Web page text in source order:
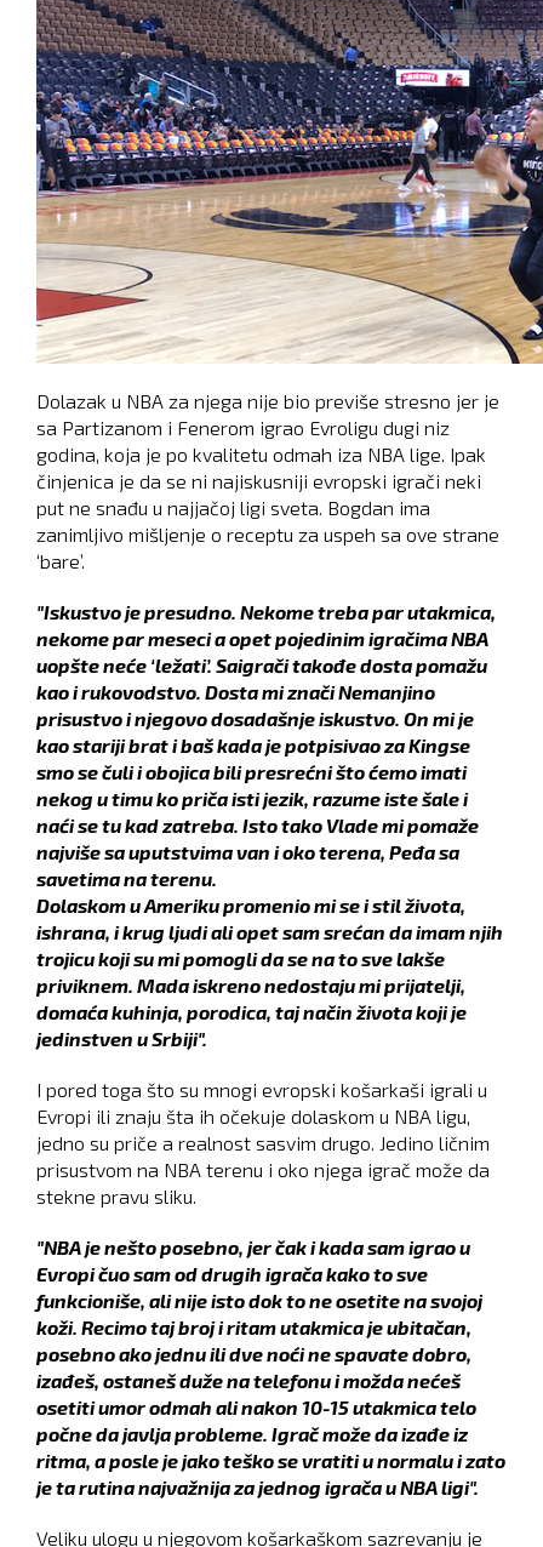
Dolazak u NBA za njega nije bio previše stresno jer je
sa Partizanom i Fenerom igrao Evroligu dugi niz
godina, koja je po kvalitetu odmah iza NBA lige. Ipak
činjenica je da se ni najiskusniji evropski igrači neki
put ne snađu u najjačoj ligi sveta. Bogdan ima
zanimljivo mišljenje o receptu za uspeh sa ove strane
‘bare’.
"Iskustvo je presudno. Nekome treba par utakmica,
nekome par meseci a opet pojedinim igračima NBA
uopšte neće ‘ležati’. Saigrači takođe dosta pomažu
kao i rukovodstvo. Dosta mi znači Nemanjino
prisustvo i njegovo dosadašnje iskustvo. On mi je
kao stariji brat i baš kada je potpisivao za Kingse
smo se čuli i obojica bili presrećni što ćemo imati
nekog u timu ko priča isti jezik, razume iste šale i
naći se tu kad zatreba. Isto tako Vlade mi pomaže
najviše sa uputstvima van i oko terena, Peđa sa
savetima na terenu.
Dolaskom u Ameriku promenio mi se i stil života,
ishrana, i krug ljudi ali opet sam srećan da imam njih
trojicu koji su mi pomogli da se na to sve lakše
priviknem. Mada iskreno nedostaju mi prijatelji,
domaća kuhinja, porodica, taj način života koji je
jedinstven u Srbiji".
I pored toga što su mnogi evropski košarkaši igrali u
Evropi ili znaju šta ih očekuje dolaskom u NBA ligu,
jedno su priče a realnost sasvim drugo. Jedino ličnim
prisustvom na NBA terenu i oko njega igrač može da
stekne pravu sliku.
"NBA je nešto posebno, jer čak i kada sam igrao u
Evropi čuo sam od drugih igrača kako to sve
funkcioniše, ali nije isto dok to ne osetite na svojoj
koži. Recimo taj broj i ritam utakmica je ubitačan,
posebno ako jednu ili dve noći ne spavate dobro,
izađeš, ostaneš duže na telefonu i možda nećeš
osetiti umor odmah ali nakon 10-15 utakmica telo
počne da javlja probleme. Igrač može da izađe iz
ritma, a posle je jako teško se vratiti u normalu i zato
je ta rutina najvažnija za jednog igrača u NBA ligi".
Veliku ulogu u njegovom košarkaškom sazrevanju je